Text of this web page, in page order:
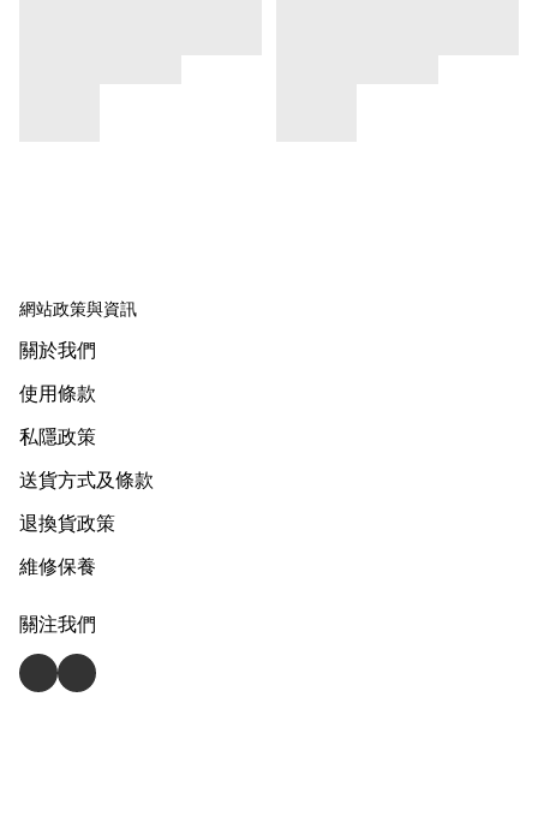
網站政策與資訊
關於我們
使用條款
私隱政策
送貨方式及條款
退換貨政策
維修保養
關注我們